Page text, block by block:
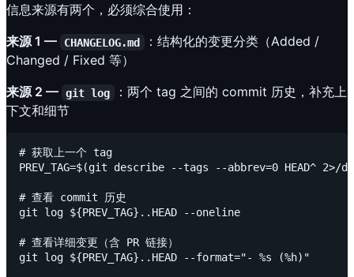
信息来源有两个，必须综合使用：
来源 1 —
CHANGELOG.md
：结构化的变更分类（Added /
Changed / Fixed 等）
来源 2 — git log
：两个 tag 之间的 commit 历史，补充上
下文和细节
# 获取上一个 tag
PREV_TAG=$(git describe --tags --abbrev=0 HEAD^
# 查看 commit 历史
git log ${PREV_TAG}..HEAD --oneline
# 查看详细变更（含 PR 链接）